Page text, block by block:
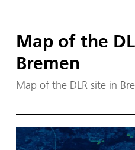
Map of the
Bremen
Map of the DLR site in